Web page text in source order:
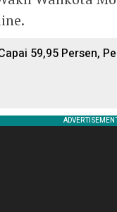
59,95 Persen,